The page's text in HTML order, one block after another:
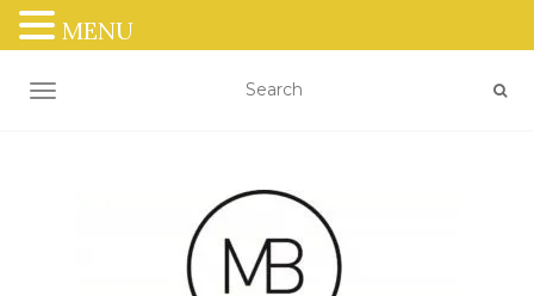
OUVRIR/FERMER LA NAVIGATION
MENU